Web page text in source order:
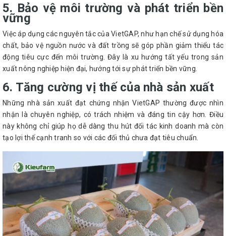
5. Bảo vệ môi trường và phát triển bền
vững
Việc áp dụng các nguyên tắc của VietGAP, như hạn chế sử dụng hóa
chất, bảo vệ nguồn nước và đất trồng sẽ góp phần giảm thiểu tác
động tiêu cực đến môi trường. Đây là xu hướng tất yếu trong sản
xuất nông nghiệp hiện đại, hướng tới sự phát triển bền vững.
6. Tăng cường vị thế của nhà sản xuất
Những nhà sản xuất đạt chứng nhận VietGAP thường được nhìn
nhận là chuyên nghiệp, có trách nhiệm và đáng tin cậy hơn. Điều
này không chỉ giúp họ dễ dàng thu hút đối tác kinh doanh mà còn
tạo lợi thế cạnh tranh so với các đối thủ chưa đạt tiêu chuẩn.